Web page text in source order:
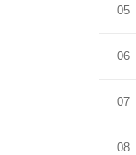
05
06
07
08